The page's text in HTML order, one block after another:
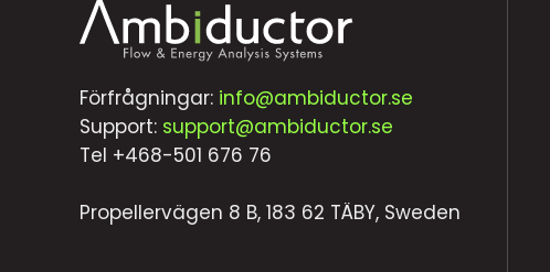
Förfrågningar: info@ambiductor.se
Support: support@ambiductor.se
Tel +468-501 676 76
Propellervägen 8 B, 183 62 TÄBY, Sweden